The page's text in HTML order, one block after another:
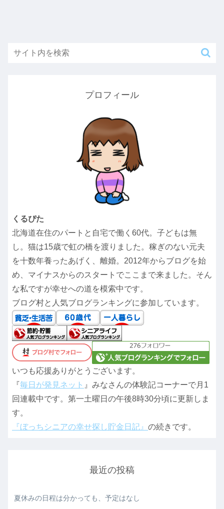
プロフィール
くるぴた
北海道在住のパートと自宅で働く60代。子どもは無
し。猫は15歳で虹の橋を渡りました。稼ぎのない元夫
を十数年養ったあげく、離婚。2012年からブログを始
め、マイナスからのスタートでここまで来ました。そん
な私ですが幸せへの道を模索中です。
ブログ村と人気ブログランキングに参加しています。
いつも応援ありがとうございます。
『毎日が発見ネット 』みなさんの体験記コーナーで月1
回連載中です。第一土曜日の午後8時30分頃に更新しま
す。
『ぼっちシニアの幸せ探し貯金日記』 の続きです。
最近の投稿
夏休みの日程は分かっても、予定はなし